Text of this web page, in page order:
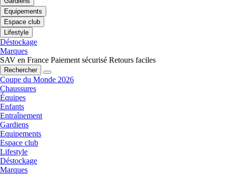
Equipements
Espace club
Lifestyle
Déstockage
Marques
SAV en France Paiement sécurisé Retours faciles
Rechercher
Coupe du Monde 2026
Chaussures
Équipes
Enfants
Entraînement
Gardiens
Equipements
Espace club
Lifestyle
Déstockage
Marques